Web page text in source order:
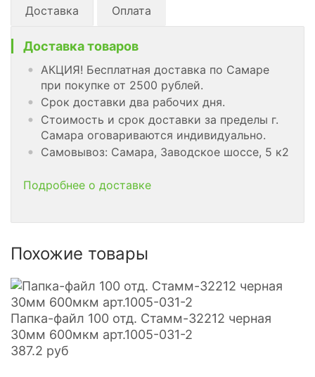
Доставка Оплата
Доставка товаров
АКЦИЯ! Бесплатная доставка по Самаре
при покупке от 2500 рублей.
Срок доставки два рабочих дня.
Стоимость и срок доставки за пределы г.
Самара оговариваются индивидуально.
Самовывоз: Самара, Заводское шоссе, 5 к2
Подробнее о доставке
Похожие товары
Папка-файл 100 отд. Стамм-32212 черная
30мм 600мкм арт.1005-031-2
387.2 руб